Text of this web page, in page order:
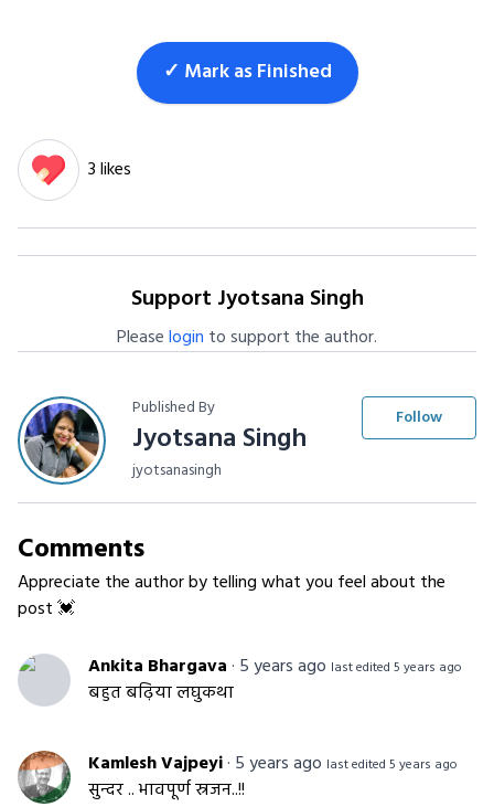
✓ Mark as Finished
3 likes
Support Jyotsana Singh
Pleaselogin to support the author.
Published By
Jyotsana Singh
jyotsanasingh
Follow
Comments
Appreciate the author by telling what you feel about the
post 💓
Ankita Bhargava· 5 years ago last edited 5 years ago
बहुत बढ़िया लघुकथा
Kamlesh Vajpeyi· 5 years ago last edited 5 years ago
सुन्दर .. भावपूर्ण स्रजन..!!